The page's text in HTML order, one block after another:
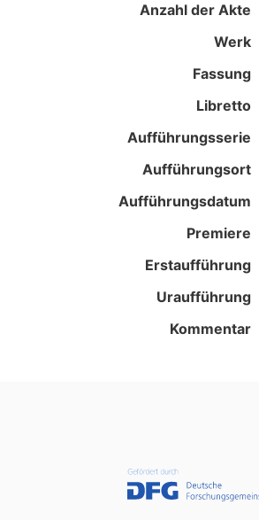
Anzahl der Akte
Werk
Fassung
Libretto
Aufführungsserie
Aufführungsort
Aufführungsdatum
Premiere
Erstaufführung
Uraufführung
Kommentar